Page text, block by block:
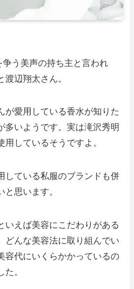
う美声の持ち主と言われ
渡辺翔太さん。
が愛用している香水が知りた
多いようです。実は滝沢秀明
用しているそうですよ。
している私服のブランドも併
思います。
いえば美容にこだわりがある
どんな美容法に取り組んでい
容代にいくらかかっているの
。